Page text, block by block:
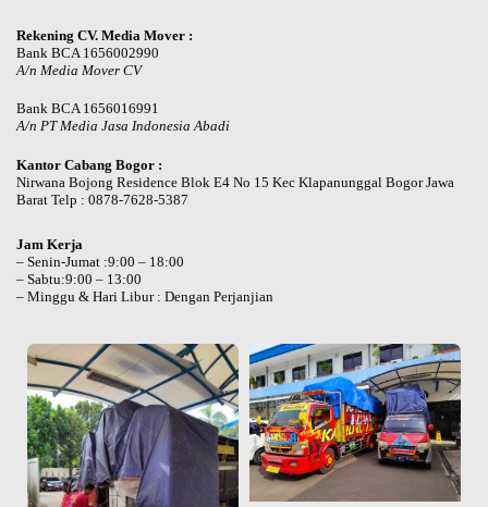
Rekening CV. Media Mover :
Bank BCA 1656002990
A/n Media Mover CV
Bank BCA 1656016991
A/n PT Media Jasa Indonesia Abadi
Kantor Cabang Bogor :
Nirwana Bojong Residence Blok E4 No 15 Kec Klapanunggal Bogor Jawa
Barat Telp : 0878-7628-5387
Jam Kerja
– Senin-Jumat :9:00 – 18:00
– Sabtu:9:00 – 13:00
– Minggu & Hari Libur : Dengan Perjanjian